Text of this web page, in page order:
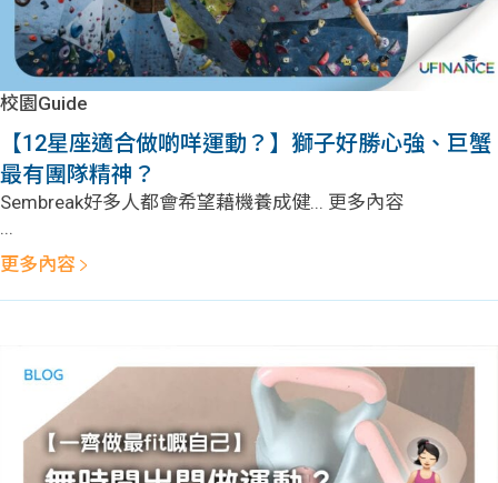
故事
分享
大學
款
計數
機
介
搵工
Gui
han
Gui
de
uFina
nce
校園
贊助
聯絡
我們
校園Guide
【12星座適合做啲咩運動？】獅子好勝心強、巨蟹
最有團隊精神？
Sembreak好多人都會希望藉機養成健... 更多內容
...
更多內容